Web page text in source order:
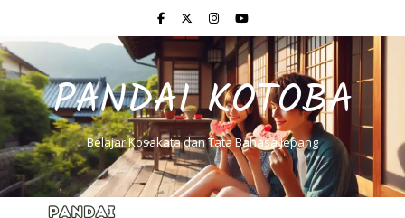
PANDAI KOTOBA
Belajar Kosakata dan Tata Bahasa Jepang